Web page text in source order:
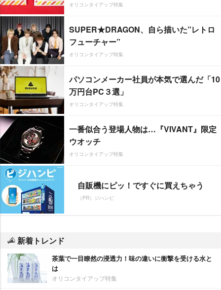
オリコンタイアップ特集
SUPER★DRAGON、自ら描いた”レトロ
フューチャー”
オリコンタイアップ特集
パソコンメーカー社員が本気で選んだ「10
万円台PC３選」
オリコンタイアップ特集
一番似合う登場人物は…『VIVANT』限定
ウオッチ
オリコンタイアップ特集
自販機にピッ！ですぐに買えちゃう
（PR）ジハンピ
新着トレンド
茶葉で一目瞭然の浸透力！味の違いに衝撃を受ける水と
は
オリコンタイアップ特集